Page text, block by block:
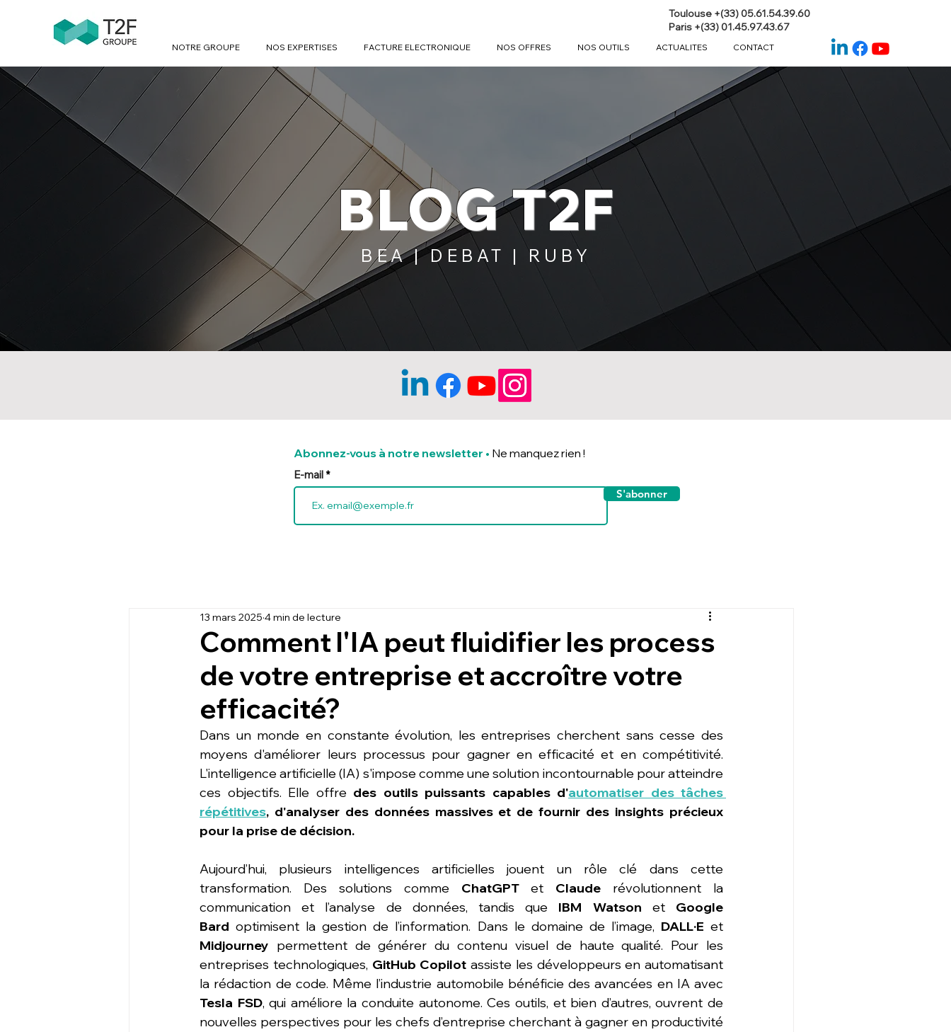
Toulouse +(33) 05.61.54.39.60
Paris +(33) 01.45.97.43.67
NOTRE GROUPE NOS EXPERTISES FACTURE ELECTRONIQUE NOS OFFRES NOS OUTILS ACTUALITES CONTACT
BLOG T2F
BEA | DEBAT | RUBY
Abonnez-vous à notre newsletter • Ne manquez rien !
E-mail
S'abonner
Comment l'IA peut fluidifier les process
de votre entreprise et accroître votre
efficacité?
13 mars 2025 4 min de lecture
Dans un monde en constante évolution, les entreprises cherchent sans cesse des
moyens d'améliorer leurs processus pour gagner en efficacité et en compétitivité.
L'intelligence artificielle (IA) s'impose comme une solution incontournable pour atteindre
ces objectifs. Elle offre des outils puissants capables d'automatiser des tâches
répétitives, d'analyser des données massives et de fournir des insights précieux
pour la prise de décision.
Aujourd’hui, plusieurs intelligences artificielles jouent un rôle clé dans cette
transformation. Des solutions comme ChatGPT et Claude révolutionnent la
communication et l’analyse de données, tandis que IBM Watson et Google
Bard optimisent la gestion de l’information. Dans le domaine de l’image, DALL·E
Midjourney permettent de générer du contenu visuel de haute qualité. Pour les
entreprises technologiques, GitHub Copilot assiste les développeurs en automatisant
Tesla FSD, qui améliore la conduite autonome. Ces outils, et bien d’autres, ouvrent de
nouvelles perspectives pour les chefs d’entreprise cherchant à gagner en productivité